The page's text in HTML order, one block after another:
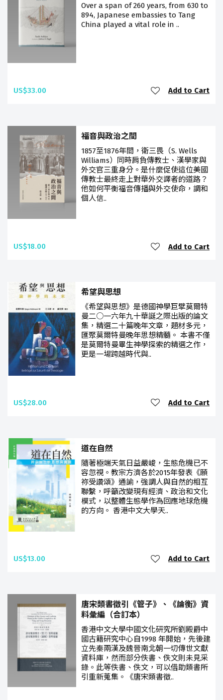
Over a span of 260 years, from 630 to
894, Japanese embassies to Tang
China played a vital role in ..
US$33.00 Add to Cart
福音與政治之間
1857至1876年間，衛三畏（S. Wells
Williams）同時肩負傳教士、漢學家與
外交官三重身分。是什麼促使這位美國
傳教士最終走上對華外交譯者的道路？
他如何平衡福音傳播與外交使命，調和
個人信..
US$18.00 Add to Cart
希望與思想
《希望與思想》是德國神學巨擘莫爾特
曼二○一六年九十華誕之際出版的論文
集，精選二十篇晚年文章，題材多元，
匯聚莫爾特曼晚年思想精髓。 本書不僅
是莫爾特曼畢生神學探索的精選之作，
更是一場跨越時代與..
US$28.00 Add to Cart
道在自然
隨著極端天氣日益嚴峻，生態危機已不
容忽視。教宗方濟各於2015年發表《願
祢受讚頌》通諭，強調人與自然的相互
聯繫，呼籲改變現有經濟、政治和文化
模式，以整體生態學作為回應地球危機
的方向。 香港中文大學天..
US$13.00 Add to Cart
唐宋類書徵引《管子》、《論衡》資
料彙編（合訂本）
香港中文大學中國文化研究所劉殿爵中
國古籍研究中心自1998 年開始，先後建
立先秦兩漢及魏晉南北朝一切傳世文獻
資料庫，然而部分佚書、佚文則未見采
錄。此等佚書、佚文，可以借助類書所
引重新蒐集。《唐宋類書徵..